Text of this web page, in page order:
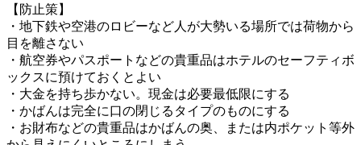
【防止策】
・地下鉄や空港のロビーなど人が大勢いる場所では荷物から
目を離さない
・航空券やパスポートなどの貴重品はホテルのセーフティボ
ックスに預けておくとよい
・大金を持ち歩かない。現金は必要最低限にする
・かばんは完全に口の閉じるタイプのものにする
・お財布などの貴重品はかばんの奥、または内ポケット等外